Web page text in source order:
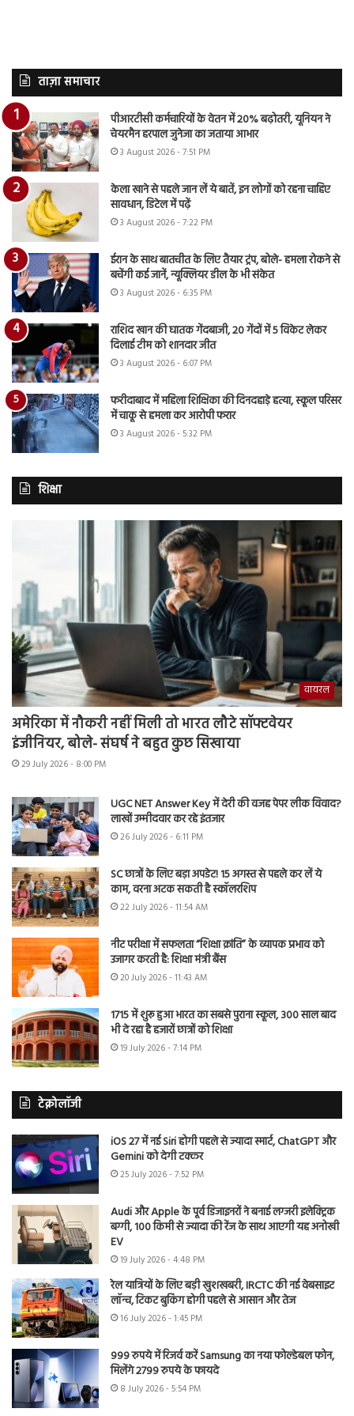
ताज़ा समाचार
पीआरटीसी कर्मचारियों के वेतन में 20% बढ़ोतरी, यूनियन ने
चेयरमैन हरपाल जुनेजा का जताया आभार
3 August 2026 - 7:51 PM
केला खाने से पहले जान लें ये बातें, इन लोगों को रहना चाहिए
सावधान, डिटेल में पढ़ें
3 August 2026 - 7:22 PM
ईरान के साथ बातचीत के लिए तैयार ट्रंप, बोले- हमला रोकने से
बचेंगी कई जानें, न्यूक्लियर डील के भी संकेत
3 August 2026 - 6:35 PM
राशिद खान की घातक गेंदबाजी, 20 गेंदों में 5 विकेट लेकर
दिलाई टीम को शानदार जीत
3 August 2026 - 6:07 PM
फरीदाबाद में महिला शिक्षिका की दिनदहाड़े हत्या, स्कूल परिसर
में चाकू से हमला कर आरोपी फरार
3 August 2026 - 5:32 PM
शिक्षा
वायरल
अमेरिका में नौकरी नहीं मिली तो भारत लौटे सॉफ्टवेयर
इंजीनियर, बोले- संघर्ष ने बहुत कुछ सिखाया
29 July 2026 - 8:00 PM
UGC NET Answer Key में देरी की वजह पेपर लीक विवाद?
लाखों उम्मीदवार कर रहे इंतजार
26 July 2026 - 6:11 PM
SC छात्रों के लिए बड़ा अपडेट! 15 अगस्त से पहले कर लें ये
काम, वरना अटक सकती है स्कॉलरशिप
22 July 2026 - 11:54 AM
नीट परीक्षा में सफलता “शिक्षा क्रांति” के व्यापक प्रभाव को
उजागर करती है: शिक्षा मंत्री बैंस
20 July 2026 - 11:43 AM
1715 में शुरू हुआ भारत का सबसे पुराना स्कूल, 300 साल बाद
भी दे रहा है हजारों छात्रों को शिक्षा
19 July 2026 - 7:14 PM
टेक्नोलॉजी
iOS 27 में नई Siri होगी पहले से ज्यादा स्मार्ट, ChatGPT और
Gemini को देगी टक्कर
25 July 2026 - 7:52 PM
Audi और Apple के पूर्व डिजाइनरों ने बनाई लग्जरी इलेक्ट्रिक
बग्गी, 100 किमी से ज्यादा की रेंज के साथ आएगी यह अनोखी
EV
19 July 2026 - 4:48 PM
रेल यात्रियों के लिए बड़ी खुशखबरी, IRCTC की नई वेबसाइट
लॉन्च, टिकट बुकिंग होगी पहले से आसान और तेज
16 July 2026 - 1:45 PM
999 रुपये में रिजर्व करें Samsung का नया फोल्डेबल फोन,
मिलेंगे 2799 रुपये के फायदे
8 July 2026 - 5:54 PM